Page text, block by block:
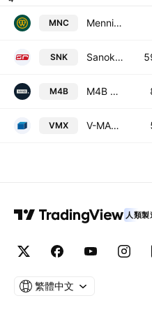
MNC Mennica Polska S.A.
SNK Sanok Rubber Company SA
M4B M4B S.A.
VMX V-MAX Spolka Akcyjna
人類製
繁體中文